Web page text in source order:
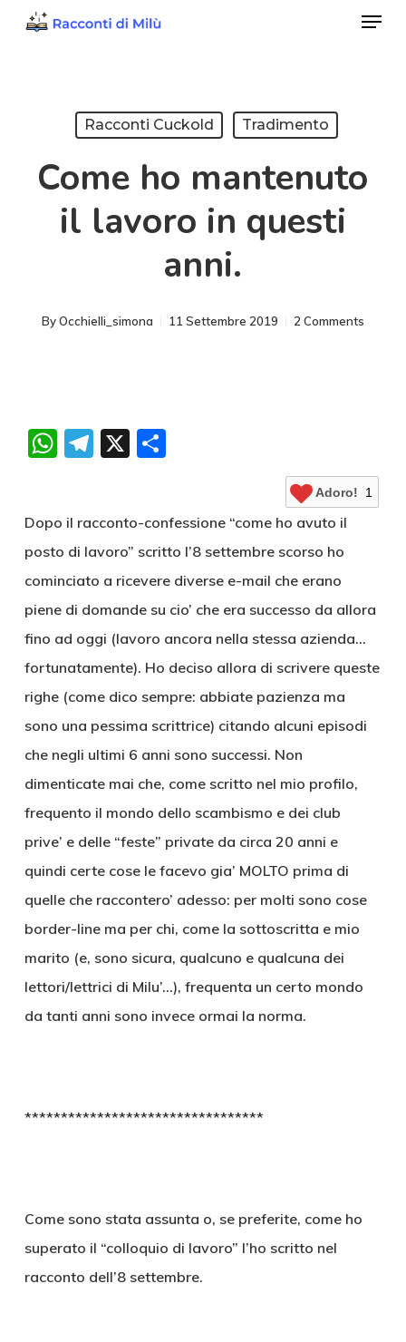
Menu
Racconti Cuckold Tradimento
Come ho mantenuto
il lavoro in questi
anni.
ByOcchielli_simona 11 Settembre 2019 2 Comments
WhatsApp
Telegram
X Condividi
Adoro! 1
Dopo il racconto-confessione “come ho avuto il
posto di lavoro” scritto l’8 settembre scorso ho
cominciato a ricevere diverse e-mail che erano
piene di domande su cio’ che era successo da allora
fino ad oggi (lavoro ancora nella stessa azienda…
fortunatamente). Ho deciso allora di scrivere queste
righe (come dico sempre: abbiate pazienza ma
sono una pessima scrittrice) citando alcuni episodi
che negli ultimi 6 anni sono successi. Non
dimenticate mai che, come scritto nel mio profilo,
frequento il mondo dello scambismo e dei club
prive’ e delle “feste” private da circa 20 anni e
quindi certe cose le facevo gia’ MOLTO prima di
quelle che raccontero’ adesso: per molti sono cose
border-line ma per chi, come la sottoscritta e mio
marito (e, sono sicura, qualcuno e qualcuna dei
lettori/lettrici di Milu’…), frequenta un certo mondo
da tanti anni sono invece ormai la norma.
*********************************
Come sono stata assunta o, se preferite, come ho
superato il “colloquio di lavoro” l’ho scritto nel
racconto dell’8 settembre.